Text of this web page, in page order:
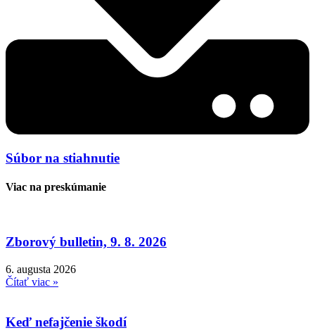
Súbor na stiahnutie
Viac na preskúmanie
Zborový bulletin, 9. 8. 2026
6. augusta 2026
Čítať viac »
Keď nefajčenie škodí